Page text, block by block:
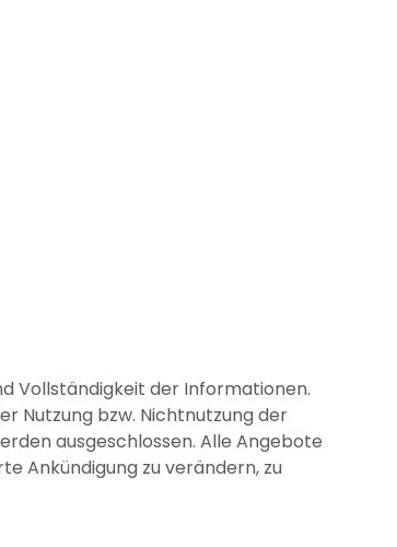
Vollständigkeit der Informationen.
Nutzung bzw. Nichtnutzung der
ausgeschlossen. Alle Angebote
Ankündigung zu verändern, zu